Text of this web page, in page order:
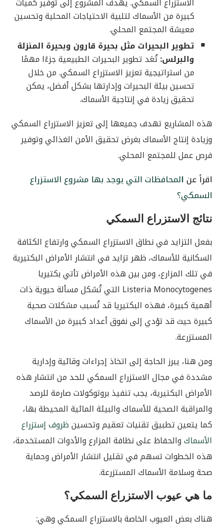
كبيرة من الأسماك لتلبية الاحتياجات المحلية وتحسين
معيشة المجتمع المحلي.
تطوير البحيرات مثل بحيرة قارون وبحيرة المنزلة
والبرلس:تُعَد تطوير البحيرات الطبيعية جزءًا مهمًا
من استراتيجية تعزيز الاستزراع السمكي. من خلال
تحسين بيئة البحيرات وإدارتها بشكل أفضل، يمكن
تحقيق زيادة في إنتاجية الأسماك.
هذه المشاريع تهدف جميعها إلى تعزيز الاستزراع السمكي
وزيادة إنتاج الأسماك بغرض تحقيق الأمن الغذائي وتوفير
فرص عمل للمجتمع المحلي.
اقرأ عن المحافظات التي يوجد بها مشروع الاستزراع
السمكي؟
نتائج الاستزراع السمكي
بفعل التزايد في نطاق الاستزراع السمكي وارتفاع الكثافة
السكانية للأسماك، ظهر تزايد في انتشار الأمراض البكتيرية
في تلك المزارع، ومن بين هذه الأمراض تأتي بكتيريا
Listeria Monocytogenes التي تُشكل مسألة حيوية ذات
أهمية كبيرة، فهذه البكتيريا قد تُسبب مشكلات صحية
كبيرة حيث قد تؤدي إلى نفوق أعداد كبيرة من الأسماك
المستزرعة.
ومن هنا، يبرز الحاجة إلى اتخاذ إجراءات وقائية وإدارية
مشددة في مجال الاستزراع السمكي للحد من انتشار هذه
الأمراض البكتيرية، يجب تنفيذ بروتوكولات صارمة للرصد
والمراقبة الصحية للأسماك والبيئة المائية المحيطة بها،
كما يتعين تطبيق تقنيات تعقيم وتحسينظروف إستزراع
الأسماكوالحفاظ على نظافة المزارع والأدوات المستخدمة،
هذه الخطوات تسهم في تقليل انتشار الأمراض وحماية
صحة وسلامة الأسماك المستزرعة.
ما هي عيوب الاستزراع السمكي؟
هناك بعض العيوب الخاصة بالاستزراع السمكي وهي: